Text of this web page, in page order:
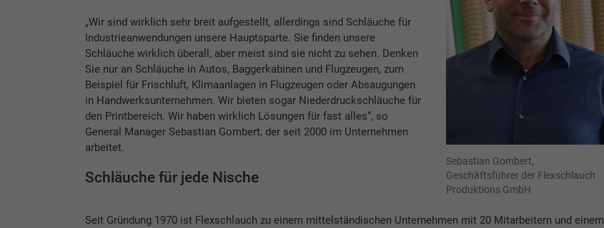
„Wir sind wirklich sehr breit aufgestellt, allerdings sind Schläuche für
Industrieanwendungen unsere Hauptsparte. Sie finden unsere
Schläuche wirklich überall, aber meist sind sie nicht zu sehen. Denken
Sie nur an Schläuche in Autos, Baggerkabinen und Flugzeugen, zum
Beispiel für Frischluft, Klimaanlagen in Flugzeugen oder Absaugungen
in Handwerksunternehmen. Wir bieten sogar Niederdruckschläuche für
den Printbereich. Wir haben wirklich Lösungen für fast alles“, so
General Manager Sebastian Gombert, der seit 2000 im Unternehmen
arbeitet.
Schläuche für jede Nische
Sebastian Gombert,
Geschäftsführer der Flexschlauch
Produktions GmbH
Seit Gründung 1970 ist Flexschlauch zu einem mittelständischen Unternehmen mit 20 Mitarbeitern und einem